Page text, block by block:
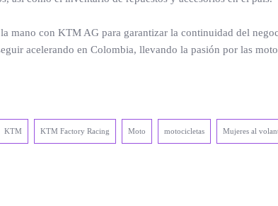
mano con KTM AG para garantizar la continuidad del
acelerando en Colombia, llevando la pasión por las
KTM KTM Factory Racing Moto motocicletas Mujeres al